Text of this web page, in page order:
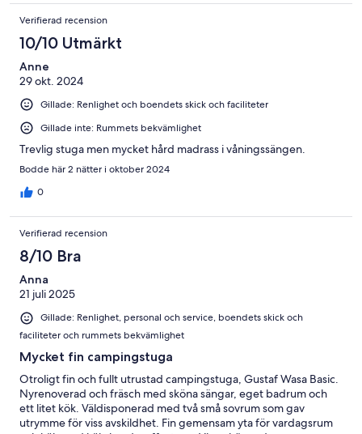
Verifierad recension
10/10 Utmärkt
Anne
29 okt. 2024
Gillade: Renlighet och boendets skick och faciliteter
Gillade inte: Rummets bekvämlighet
Trevlig stuga men mycket hård madrass i våningssängen.
Bodde här 2 nätter i oktober 2024
0
Verifierad recension
8/10 Bra
Anna
21 juli 2025
Gillade: Renlighet, personal och service, boendets skick och
faciliteter och rummets bekvämlighet
Mycket fin campingstuga
Otroligt fin och fullt utrustad campingstuga, Gustaf Wasa Basic.
Nyrenoverad och fräsch med sköna sängar, eget badrum och
ett litet kök. Väldisponerad med två små sovrum som gav
utrymme för viss avskildhet. Fin gemensam yta för vardagsrum